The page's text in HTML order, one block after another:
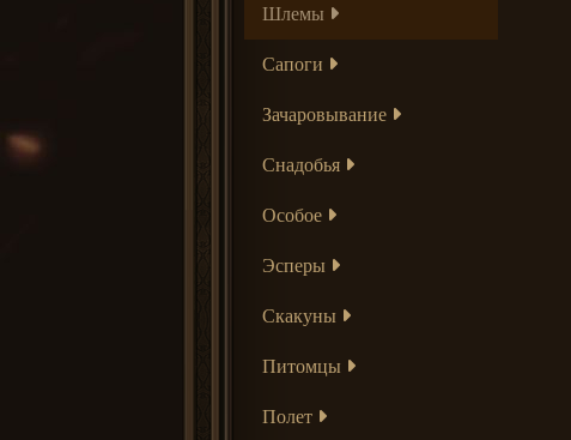
Шлемы
Сапоги
Зачаровывание
Снадобья
Особое
Эсперы
Скакуны
Питомцы
Полет